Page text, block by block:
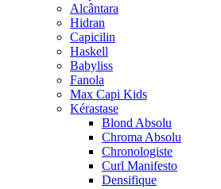
Alcântara
Hidran
Capicilin
Haskell
Babyliss
Fanola
Max Capi Kids
Kérastase
Blond Absolu
Chroma Absolu
Chronologiste
Curl Manifesto
Densifique